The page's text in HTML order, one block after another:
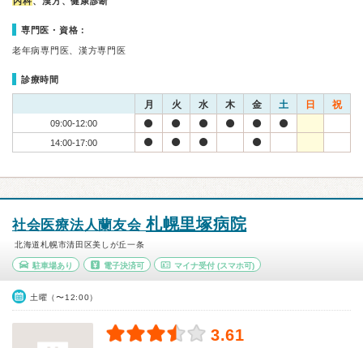
専門医・資格：
老年病専門医、漢方専門医
診療時間
月 火 水 木 金 土 日 祝
09:00-12:00
14:00-17:00
社会医療法人蘭友会 札幌里塚病院
北海道札幌市清田区美しが丘一条
駐車場あり 電子決済可 マイナ受付 (スマホ可)
土曜（〜12:00）
3.61